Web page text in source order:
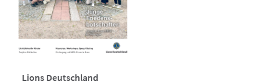
Lions Deutschland